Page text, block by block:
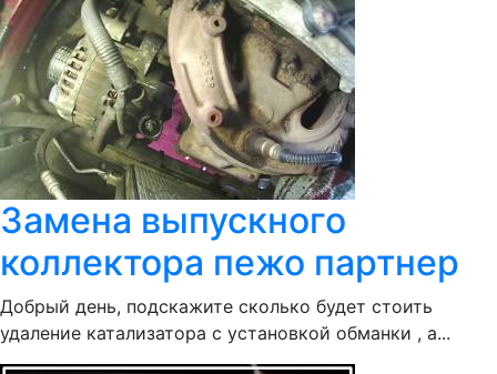
Замена выпускного
коллектора пежо партнер
Добрый день, подскажите сколько будет стоить
удаление катализатора с установкой обманки , а...